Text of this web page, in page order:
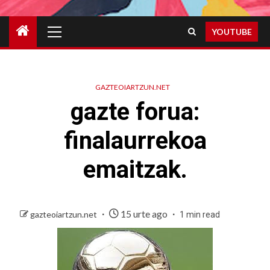
Menu
YOUTUBE
GAZTEOIARTZUN.NET
gazte forua:
finalaurrekoa
emaitzak.
gazteoiartzun.net 15 urte ago 1 min read